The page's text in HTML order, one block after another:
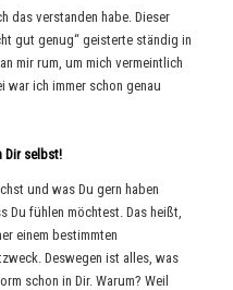
das verstanden habe. Dieser
gut genug“ geisterte ständig in
mir rum, um mich vermeintlich
war ich immer schon genau
Dir selbst!
und was Du gern haben
fühlen möchtest. Das heißt,
einem bestimmten
Deswegen ist alles, was
schon in Dir. Warum? Weil